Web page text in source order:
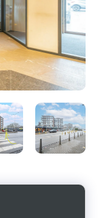
Photo
de
l'album